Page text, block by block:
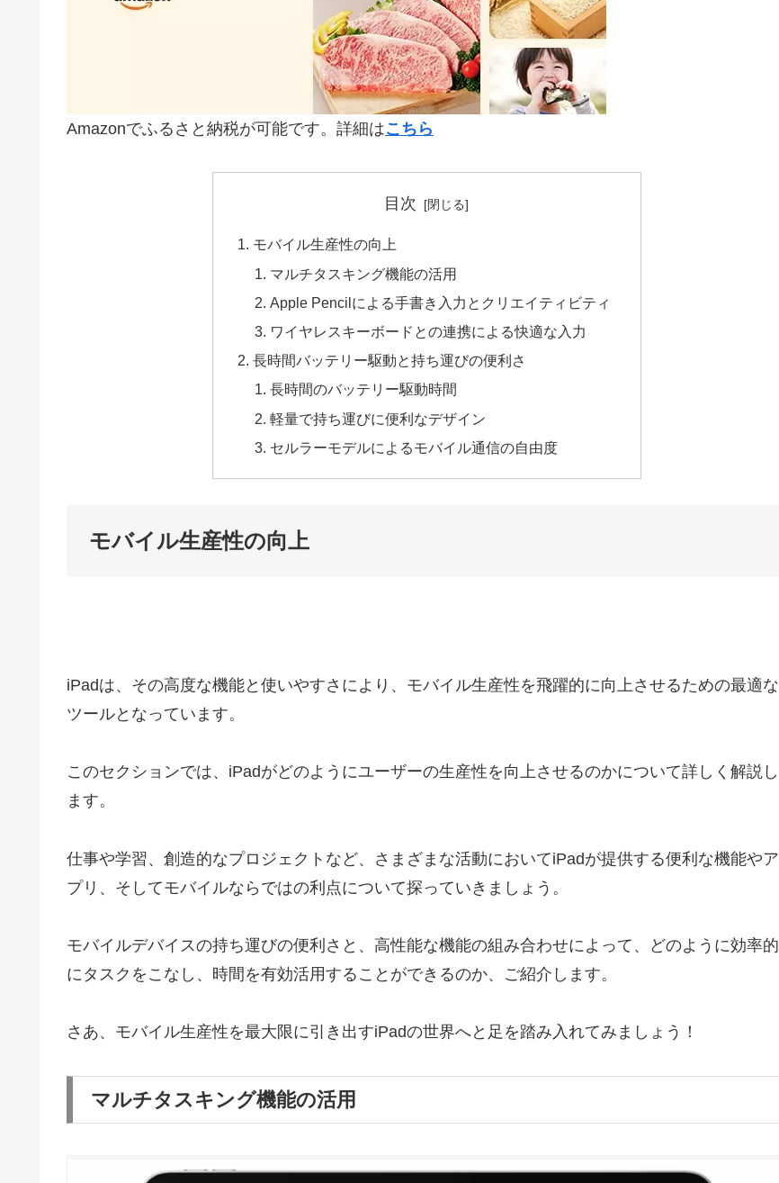
Amazonでふるさと納税が可能です。詳細はこちら
目次
モバイル生産性の向上
マルチタスキング機能の活用
Apple Pencilによる手書き入力とクリエイティビティ
ワイヤレスキーボードとの連携による快適な入力
長時間バッテリー駆動と持ち運びの便利さ
長時間のバッテリー駆動時間
軽量で持ち運びに便利なデザイン
セルラーモデルによるモバイル通信の自由度
モバイル生産性の向上
iPadは、その高度な機能と使いやすさにより、モバイル生産性を飛躍的に向上させるための最適な
ツールとなっています。
このセクションでは、iPadがどのようにユーザーの生産性を向上させるのかについて詳しく解説し
ます。
仕事や学習、創造的なプロジェクトなど、さまざまな活動においてiPadが提供する便利な機能やア
プリ、そしてモバイルならではの利点について探っていきましょう。
モバイルデバイスの持ち運びの便利さと、高性能な機能の組み合わせによって、どのように効率的
にタスクをこなし、時間を有効活用することができるのか、ご紹介します。
さあ、モバイル生産性を最大限に引き出すiPadの世界へと足を踏み入れてみましょう！
マルチタスキング機能の活用